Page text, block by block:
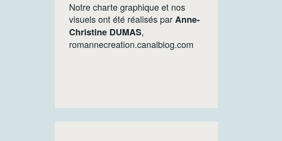
Notre charte graphique et nos
visuels ont été réalisés parAnne-
Christine DUMAS,
romannecreation.canalblog.com